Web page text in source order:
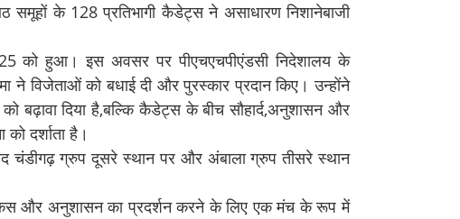
समूहों के 128 प्रतिभागी कैडेट्स ने असाधारण निशानेबाजी
को हुआ। इस अवसर पर पीएचएचपीएंडसी निदेशालय के
ने विजेताओं को बधाई दी और पुरस्कार प्रदान किए। उन्होंने
बढ़ावा दिया है,बल्कि कैडेट्स के बीच सौहार्द,अनुशासन और
दर्शाता है।
चंडीगढ़ ग्रुप दूसरे स्थान पर और अंबाला ग्रुप तीसरे स्थान
और अनुशासन का प्रदर्शन करने के लिए एक मंच के रूप में